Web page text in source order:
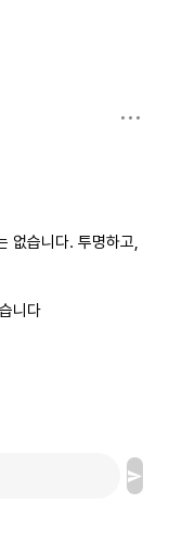
없습니다. 투명하고,
니다